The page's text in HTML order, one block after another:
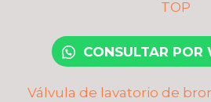
CONSULTAR POR
Válvula de lavatorio de